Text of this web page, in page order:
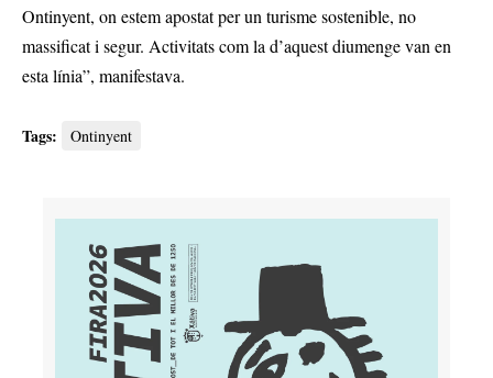
Ontinyent, on estem apostat per un turisme sostenible, no
massificat i segur. Activitats com la d’aquest diumenge van en
esta línia”, manifestava.
Tags: Ontinyent